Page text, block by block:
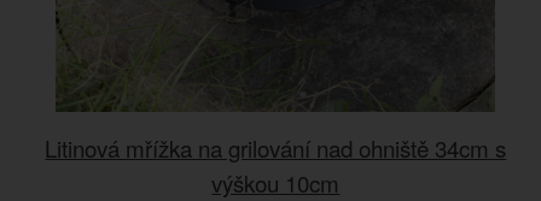
Litinová mřížka na grilování nad ohniště 34cm s
výškou 10cm